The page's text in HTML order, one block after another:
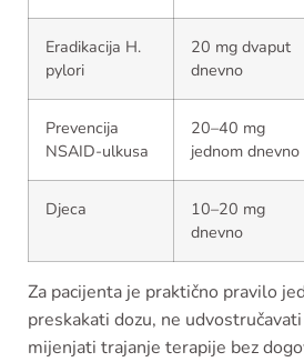
Eradikacija H.
pylori
20 mg dvaput
dnevno
Prevencija
NSAID-ulkusa
20–40 mg
jednom dnevno
Djeca
10–20 mg
dnevno
Za pacijenta je praktično pravilo
preskakati dozu, ne
mijenjati trajanje terapije bez